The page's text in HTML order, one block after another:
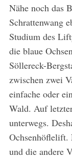
Nähe noch das
Schrattenwang
Studium des
die blaue
Söllereck-
zwischen zwei
einfache oder
Wald. Auf
unterwegs.
Ochsenhöflelift.
und die andere